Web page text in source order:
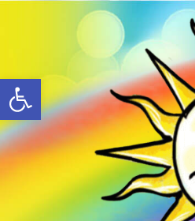
Otwórz pasek narzędzi